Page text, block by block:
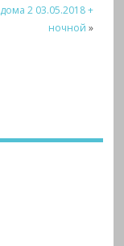
дома 2 03.05.2018 +
ночной »